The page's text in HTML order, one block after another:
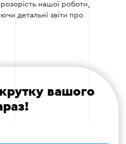
природність і
3
нашої роботи,
детальні звіти про
вашого